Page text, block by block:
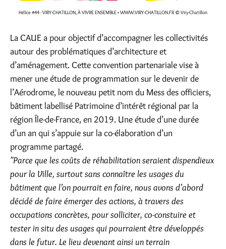
Hélice #44 - VIRY-CHATILLON, À VIVRE ENSEMBLE • WWW.VIRY-CHATILLON.FR © Viry-Chatillon
La CAUE a pour objectif d’accompagner les collectivités
autour des problématiques d’architecture et
d’aménagement. Cette convention partenariale vise à
mener une étude de programmation sur le devenir de
l’Aérodrome, le nouveau petit nom du Mess des officiers,
bâtiment labellisé Patrimoine d’intérêt régional par la
région Île-de-France, en 2019. Une étude d’une durée
d’un an qui s’appuie sur la co-élaboration d’un
programme partagé.
"Parce que les coûts de réhabilitation seraient dispendieux
pour la Ville, surtout sans connaître les usages du
bâtiment que l’on pourrait en faire, nous avons d’abord
décidé de faire émerger des actions, à travers des
occupations concrètes, pour solliciter, co-constuire et
tester in situ des usages qui pourraient être développés
dans le futur. Le lieu devenant ainsi un terrain